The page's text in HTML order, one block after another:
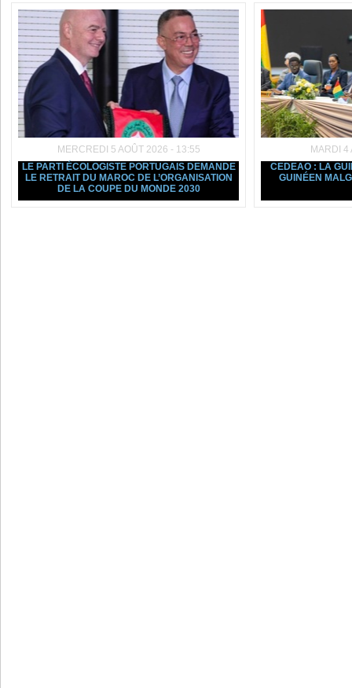
MERCREDI 5 AOÛT 2026 - 13:55
LE PARTI ÉCOLOGISTE PORTUGAIS DEMANDE
LE RETRAIT DU MAROC DE L’ORGANISATION
DE LA COUPE DU MONDE 2030
MARDI 4
CEDEAO : LA
GUINÉEN